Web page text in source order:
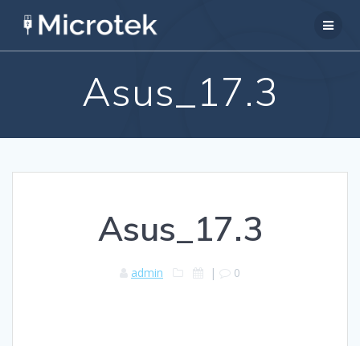
Asus_17.3
Asus_17.3
admin | 0